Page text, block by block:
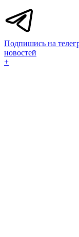
Подпишись на
новостей
+